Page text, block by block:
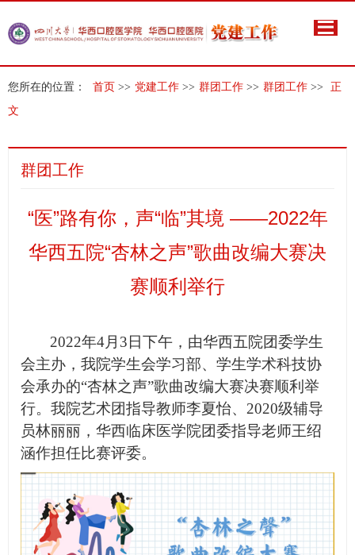
您所在的位置： 首页 >> 党建工作 >> 群团工作 >> 群团工作 >>
正
文
群团工作
“医”路有你，声“临”其境 ——2022年
华西五院“杏林之声”歌曲改编大赛决
赛顺利举行
2022年4月3日下午，由华西五院团委学生
会主办，我院学生会学习部、学生学术科技协
会承办的“杏林之声”歌曲改编大赛决赛顺利举
行。我院艺术团指导教师李夏怡、2020级辅导
员林丽丽，华西临床医学院团委指导老师王绍
涵作担任比赛评委。